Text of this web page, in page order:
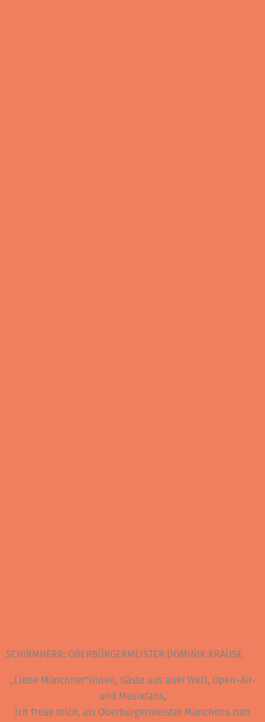
SCHIRMHERR: OBERBÜRGERMEISTER DOMINIK KRAUSE
„Liebe Münchner*innen, Gäste aus aller Welt, Open-Air-
und Musikfans,
ich freue mich, als Oberbürgermeister Münchens zum